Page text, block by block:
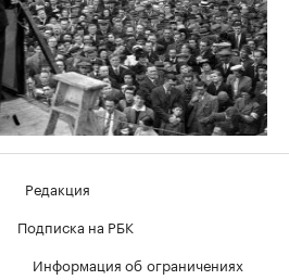
Редакция
Подписка на РБК
Информация об ограничениях